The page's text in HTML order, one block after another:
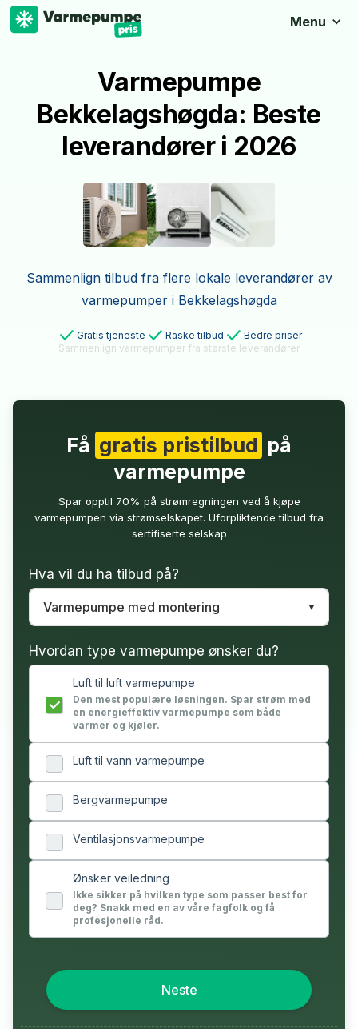
Menu
Varmepumpe
Bekkelagshøgda: Beste
leverandører i 2026
Sammenlign tilbud fra flere lokale leverandører av
varmepumper i Bekkelagshøgda
Gratis tjeneste Raske tilbud
Bedre priser
Sammenlign varmepumper fra største leverandører
Få gratis pristilbud på
varmepumpe
Spar opptil 70% på strømregningen ved å kjøpe
varmepumpen via strømselskapet. Uforpliktende tilbud fra
sertifiserte selskap
Hva vil du ha tilbud på?
Hvordan type varmepumpe ønsker du?
Luft til luft varmepumpe
Den mest populære løsningen. Spar strøm med
en energieffektiv varmepumpe som både
varmer og kjøler.
Luft til vann varmepumpe
Bergvarmepumpe
Ventilasjonsvarmepumpe
Ønsker veiledning
Ikke sikker på hvilken type som passer best for
deg? Snakk med en av våre fagfolk og få
profesjonelle råd.
Neste